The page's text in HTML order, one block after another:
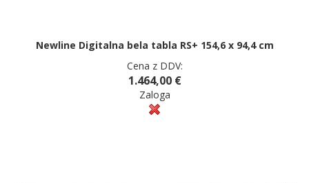
Newline Digitalna bela tabla RS+ 154,6 x 94,4 cm
Cena z DDV:
1.464,00 €
Zaloga